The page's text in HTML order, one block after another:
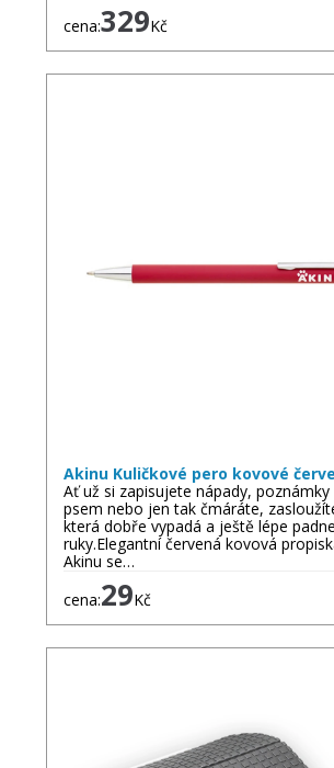
cena:329Kč
Akinu Kuličkové pero kovové
Ať už si zapisujete nápady, poznámky
psem nebo jen tak čmáráte,
která dobře vypadá a ještě lépe
ruky.Elegantní červená kovová
Akinu se…
cena:29Kč